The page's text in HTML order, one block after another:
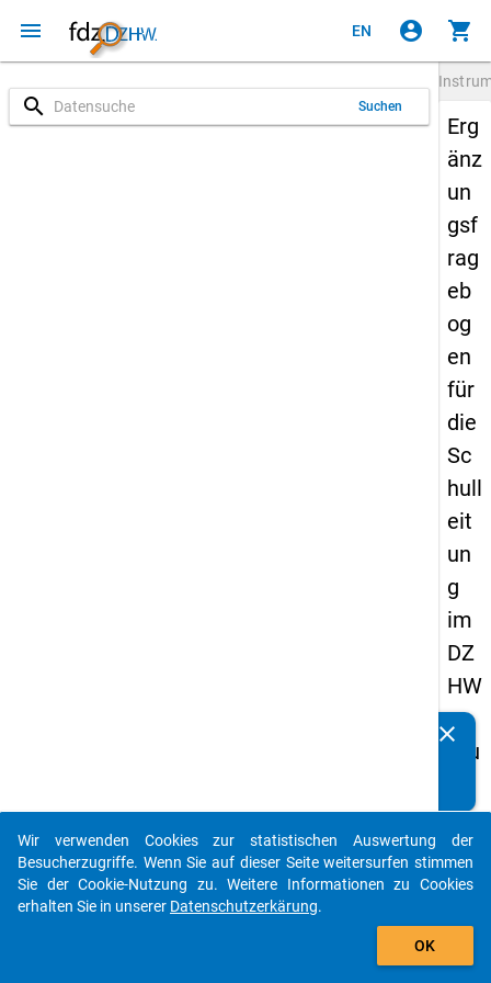
menu EN account_circle shopping_cart
search Suchen
Erg
änz
un
gsf
rag
eb
og
en
für
die
Sc
hull
eit
un
g
im
DZ
HW
-
Stu
nb
ere
cht
clear
auto_stories
add_shopping_cart
Wir verwenden Cookies zur statistischen Auswertung der
Besucherzugriffe. Wenn Sie auf dieser Seite weitersurfen stimmen
Sie der Cookie-Nutzung zu. Weitere Informationen zu Cookies
erhalten Sie in unserer Datenschutzerkärung.
OK